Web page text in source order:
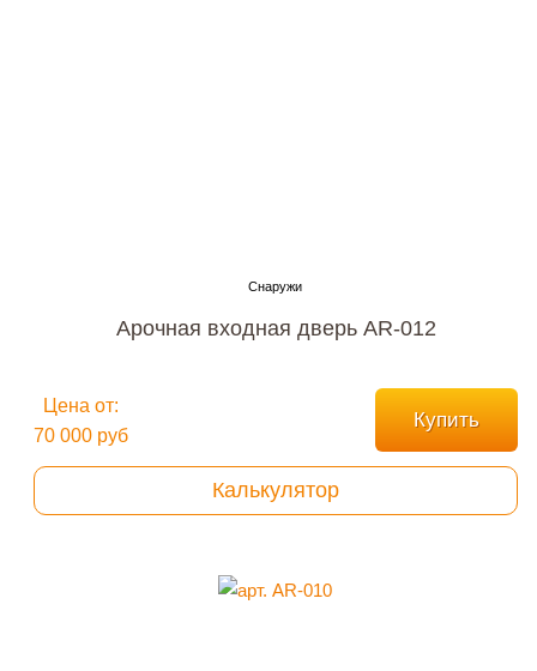
Арочная входная дверь AR-012
Цена от:
70 000 руб
Купить
Калькулятор